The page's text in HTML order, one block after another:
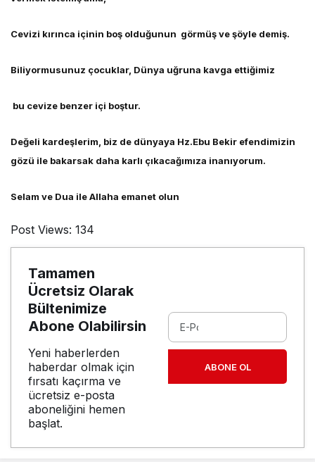
Cevizi kırınca içinin boş olduğunun görmüş ve şöyle demiş.
Biliyormusunuz çocuklar, Dünya uğruna kavga ettiğimiz
bu cevize benzer içi boştur.
Değeli kardeşlerim, biz de dünyaya Hz.Ebu Bekir efendimizin
gözü ile bakarsak daha karlı çıkacağımıza inanıyorum.
Selam ve Dua ile Allaha emanet olun
Post Views: 134
Tamamen
Ücretsiz Olarak
Bültenimize
Abone Olabilirsin
Yeni haberlerden
haberdar olmak için
fırsatı kaçırma ve
ücretsiz e-posta
aboneliğini hemen
başlat.
ABONE OL